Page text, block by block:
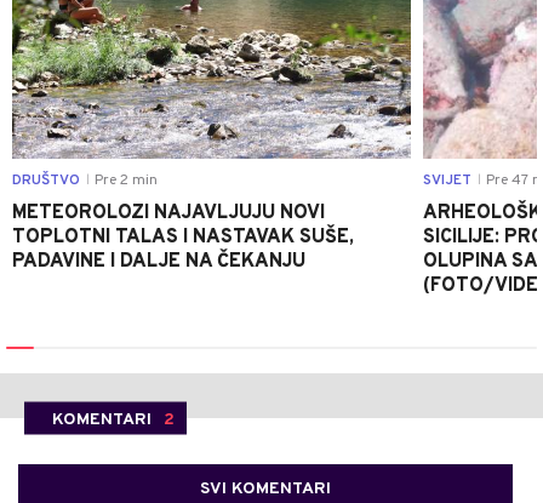
DRUŠTVO Pre 2 min
METEOROLOZI NAJAVLJUJU NOVI
TOPLOTNI TALAS I NASTAVAK SUŠE,
PADAVINE I DALJE NA ČEKANJU
SVIJET Pre 47
SICILIJE:
OLUPINA
(FOTO/
KOMENTARI 2
SVI KOMENTARI